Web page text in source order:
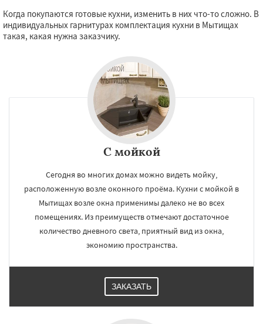
Когда покупаются готовые кухни, изменить в них что-то сложно. В
индивидуальных гарнитурах комплектация кухни в Мытищах
такая, какая нужна заказчику.
С мойкой
Сегодня во многих домах можно видеть мойку,
расположенную возле оконного проёма. Кухни с мойкой в
Мытищах возле окна применимы далеко не во всех
помещениях. Из преимуществ отмечают достаточное
количество дневного света, приятный вид из окна,
экономию пространства.
ЗАКАЗАТЬ